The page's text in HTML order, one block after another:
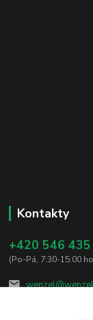
Kontakty
+420 546
(Po-Pá, 7:30-15:00